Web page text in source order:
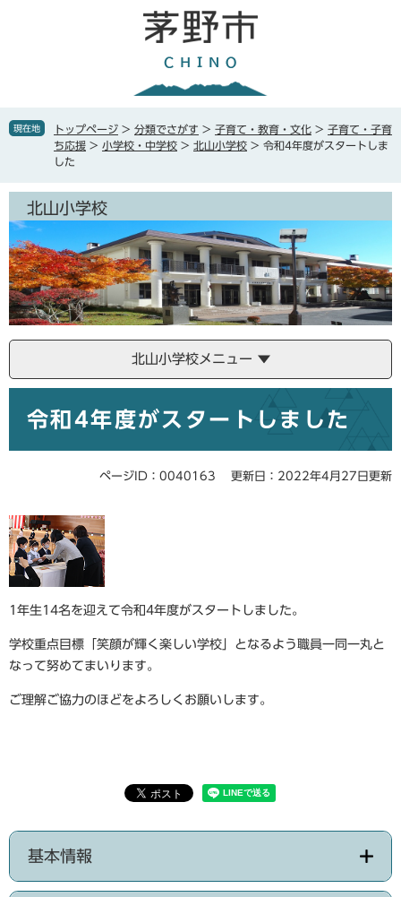
で
ば現在地 トップページ > 分類でさがす > 子育て・教育・文化 > 子育て・子育
ち応援 > 小学校・中学校 > 北山小学校 > 令和4年度がスタートしま
した
北山小学校
北山小学校メニュー
令和4年度がスタートしました
ページID：0040163 更新日：2022年4月27日更新
1年生14名を迎えて令和4年度がスタートしました。
学校重点目標「笑顔が輝く楽しい学校」となるよう職員一同一丸と
なって努めてまいります。
ご理解ご協力のほどをよろしくお願いします。
基本情報